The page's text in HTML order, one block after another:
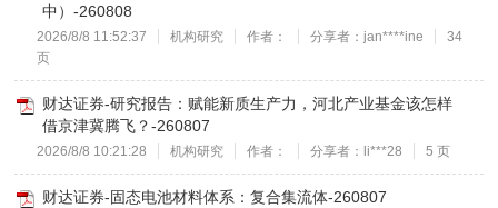
中）-260808
2026/8/8 11:52:37 机构研究 作者： 分享者：jan****ine
34
页
财达证券-研究报告：赋能新质生产力，河北产业基金该怎样
借京津冀腾飞？-260807
2026/8/8 10:21:28 机构研究 作者： 分享者：li***28 5 页
财达证券-固态电池材料体系：复合集流体-260807